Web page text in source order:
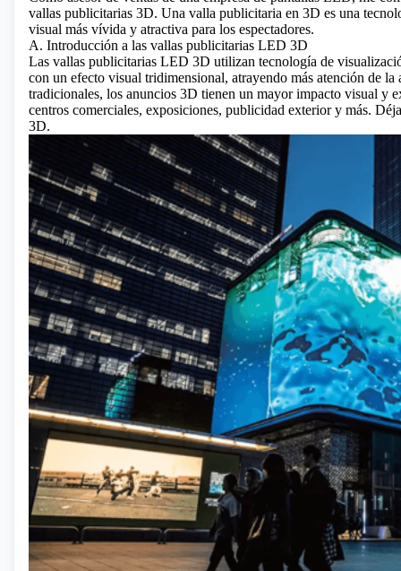
vallas publicitarias 3D. Una valla publicitaria en 3D es una
visual más vívida y atractiva para los espectadores.
A. Introducción a las vallas publicitarias LED 3D
Las vallas publicitarias LED 3D utilizan tecnología de
con un efecto visual tridimensional, atrayendo más atención de
tradicionales, los anuncios 3D tienen un mayor impacto visual y
centros comerciales, exposiciones, publicidad exterior y más.
3D.